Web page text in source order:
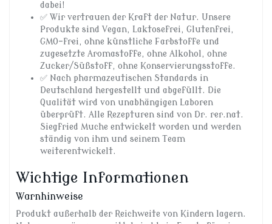
dabei!
✅ Wir vertrauen der Kraft der Natur. Unsere
Produkte sind Vegan, Laktosefrei, Glutenfrei,
GMO-frei, ohne künstliche Farbstoffe und
zugesetzte Aromastoffe, ohne Alkohol, ohne
Zucker/Süßstoff, ohne Konservierungsstoffe.
✅ Nach pharmazeutischen Standards in
Deutschland hergestellt und abgefüllt. Die
Qualität wird von unabhängigen Laboren
überprüft. Alle Rezepturen sind von Dr. rer.nat.
Siegfried Muche entwickelt worden und werden
ständig von ihm und seinem Team
weiterentwickelt.
Wichtige Informationen
Warnhinweise
Produkt außerhalb der Reichweite von Kindern lagern.